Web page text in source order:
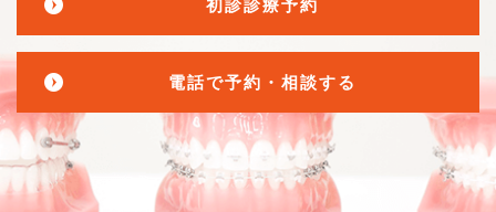
初診診療予約
電話で予約・相談する